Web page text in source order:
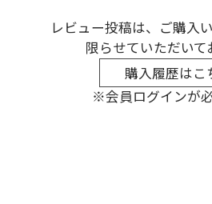
レビュー投稿は、ご購入
限らせていただいて
購入履歴はこ
※会員ログインが必